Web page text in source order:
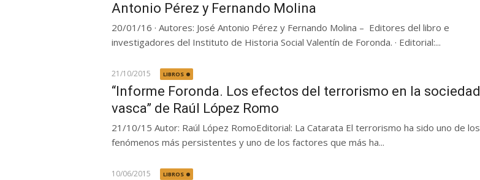
Antonio Pérez y Fernando Molina
20/01/16 · Autores: José Antonio Pérez y Fernando Molina – Editores del libro e
investigadores del Instituto de Historia Social Valentín de Foronda. · Editorial:...
21/10/2015 LIBROS
“Informe Foronda. Los efectos del terrorismo en la sociedad
vasca” de Raúl López Romo
21/10/15 Autor: Raúl López RomoEditorial: La Catarata El terrorismo ha sido uno de los
fenómenos más persistentes y uno de los factores que más ha...
10/06/2015 LIBROS